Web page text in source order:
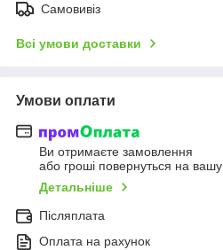
Самовивіз
Всі умови доставки
Умови оплати
Ви отримаєте замовлення
або гроші повернуться на вашу
Детальніше
Післяплата
Оплата на рахунок